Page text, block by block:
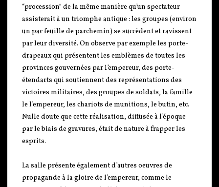
“procession” de la même manière qu’un spectateur
assisterait à un triomphe antique : les groupes (environ
un par feuille de parchemin) se succèdent et ravissent
par leur diversité. On observe par exemple les porte-
drapeaux qui présentent les emblèmes de toutes les
provinces gouvernées par l’empereur, des porte-
étendarts qui soutiennent des représentations des
victoires militaires, des groupes de soldats, la famille
le l’empereur, les chariots de munitions, le butin, etc.
Nulle doute que cette réalisation, diffusée à l’époque
par le biais de gravures, était de nature à frapper les
esprits.
La salle présente également d’autres oeuvres de
propagande à la gloire de l’empereur, comme le